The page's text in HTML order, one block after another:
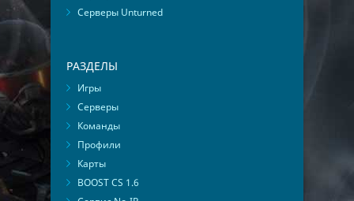
Серверы Unturned
РАЗДЕЛЫ
Игры
Серверы
Команды
Профили
Карты
BOOST CS 1.6